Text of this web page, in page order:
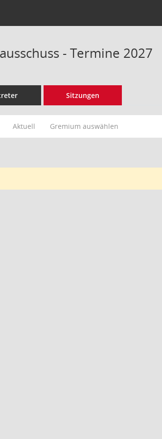
- Termine 2027
Sitzungen
Aktuell Gremium auswählen